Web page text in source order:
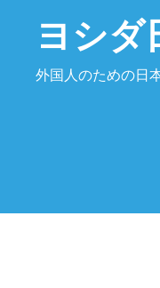
contentヨシダ
外国人のための日